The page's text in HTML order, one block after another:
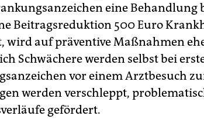
eine Behandlung
Beitragsreduktion 500 Euro
wird auf präventive Maßnahmen
Schwächere werden selbst bei
vor einem Arztbesuch
werden verschleppt,
gefördert.